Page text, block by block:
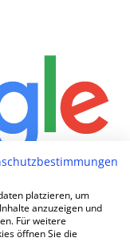
platzieren, um
anzuzeigen und
Für weitere
öffnen Sie die